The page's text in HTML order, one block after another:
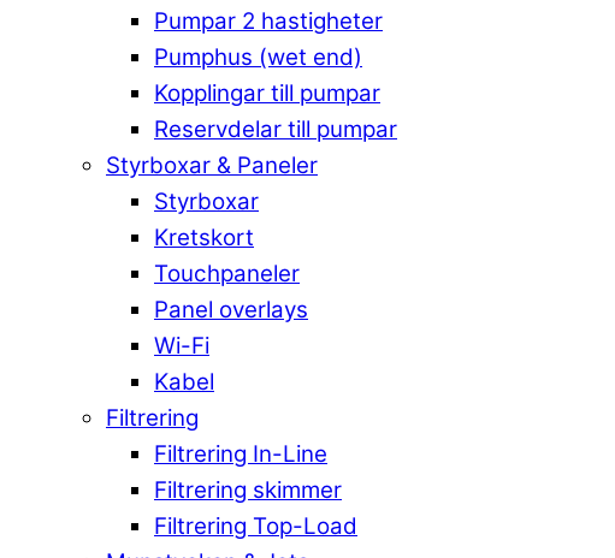
Pumpar 2 hastigheter
Pumphus (wet end)
Kopplingar till pumpar
Reservdelar till pumpar
Styrboxar & Paneler
Styrboxar
Kretskort
Touchpaneler
Panel overlays
Wi-Fi
Kabel
Filtrering
Filtrering In-Line
Filtrering skimmer
Filtrering Top-Load